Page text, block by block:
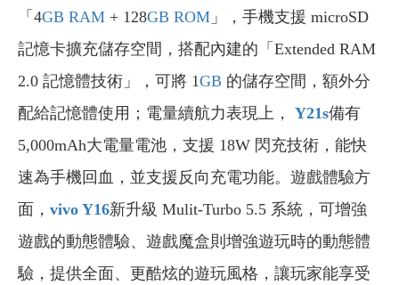
「4GB RAM + 128GB ROM 」，手機支援 microSD
記憶卡擴充儲存空間，搭配內建的「Extended RAM
2.0 記憶體技術」，可將 1GB 的儲存空間，額外分
配給記憶體使用；電量續航力表現上， Y21s備有
5,000mAh大電量電池，支援 18W 閃充技術，能快
速為手機回血，並支援反向充電功能。遊戲體驗方
面， vivo Y16新升級 Mulit-Turbo 5.5 系統，可增強
遊戲的動態體驗、遊戲魔盒則增強遊玩時的動態體
驗，提供全面、更酷炫的遊玩風格，讓玩家能享受